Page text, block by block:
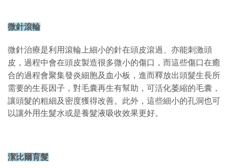
微針滾輪
微針治療是利用滾輪上細小的針在頭皮滾過、亦能刺激頭
皮，過程中會在頭皮製造很多微小的傷口，而這些傷口在癒
合的過程會聚集發炎細胞及血小板，進而釋放出頭髮生長所
需要的生長因子，對毛囊再生有幫助，可活化萎縮的毛囊，
讓頭髮的粗細及密度獲得改善。 此外，這些細小的孔洞也可
以讓外用生髮水或是養髮液吸收效果更好。
潔比爾育髮